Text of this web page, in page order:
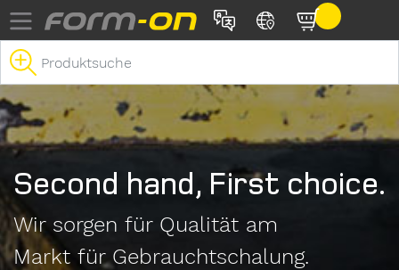
Direkt zum Inhalt
Second hand, First choice.
Wir sorgen für Qualität am
Markt für Gebrauchtschalung.